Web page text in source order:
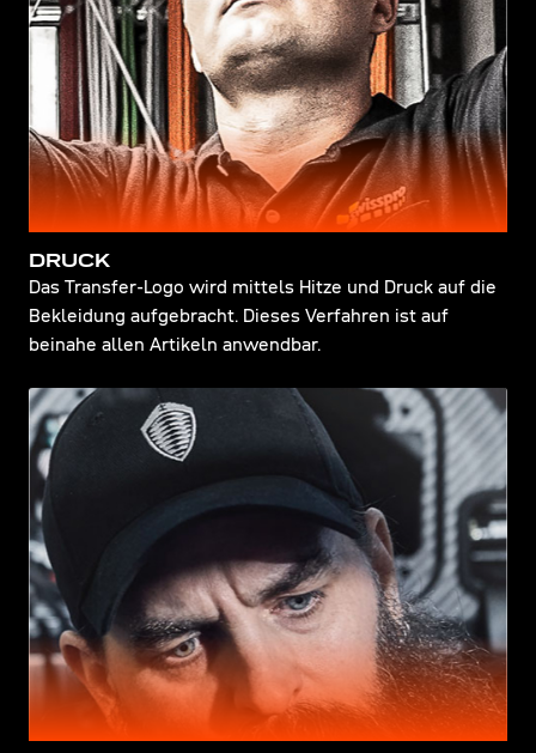
DRUCK
Das Transfer-Logo wird mittels Hitze und Druck auf die
Bekleidung aufgebracht. Dieses Verfahren ist auf
beinahe allen Artikeln anwendbar.